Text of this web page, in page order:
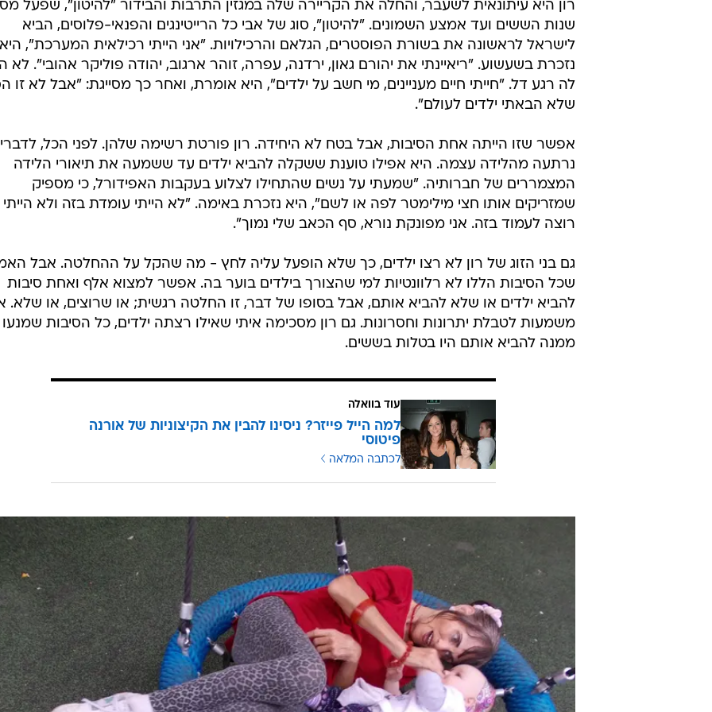
רון היא עיתונאית לשעבר, והחלה את הקריירה שלה במגזין התרבות והבידור "להיטון", שפעל
שנות הששים ועד אמצע השמונים. "להיטון", סוג של אבי כל הרייטינגים והפנאי-פלוסים, הביא
לישראל לראשונה את בשורת הפוסטרים, הגלאם והרכילויות. "אני הייתי רכילאית המערכת", היא
נזכרת בשעשוע. "ריאיינתי את יהורם גאון, ירדנה, עפרה, זוהר ארגוב, יהודה פוליקר אהובי". לא
לה רגע דל. "חייתי חיים מעניינים, מי חשב על ילדים", היא אומרת, ואחר כך מסייגת: "אבל לא זו
שלא הבאתי ילדים לעולם".
אפשר שזו הייתה אחת הסיבות, אבל בטח לא היחידה. רון פורטת רשימה שלהן. לפני הכל,
נרתעה מהלידה עצמה. היא אפילו טוענת ששקלה להביא ילדים עד ששמעה את תיאורי הלידה
המצמררים של חברותיה. "שמעתי על נשים שהתחילו לצלוע בעקבות האפידורל, כי מספיק
שמזריקים אותו חצי מילימטר לפה או לשם", היא נזכרת באימה. "לא הייתי עומדת בזה ולא הייתי
רוצה לעמוד בזה. אני מפונקת נורא, סף הכאב שלי נמוך".
גם בני הזוג של רון לא רצו ילדים, כך שלא הופעל עליה לחץ - מה שהקל על ההחלטה. אבל
שכל הסיבות הללו לא רלוונטיות למי שהצורך בילדים בוער בה. אפשר למצוא אלף ואחת סיבות
להביא ילדים או שלא להביא אותם, אבל בסופו של דבר, זו החלטה רגשית; או שרוצים, או שלא.
משמעות לטבלת יתרונות וחסרונות. גם רון מסכימה איתי שאילו רצתה ילדים, כל הסיבות שמנעו
ממנה להביא אותם היו בטלות בששים.
עוד בוואלה
למה הייל פייזר? ניסינו להבין את הקיצוניות של אורנה
פיטוסי
לכתבה המלאה